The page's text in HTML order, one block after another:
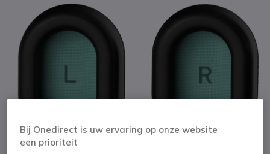
Bij Onedirect is uw ervaring op onze website
een prioriteit